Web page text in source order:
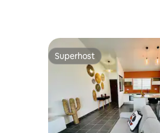
Superhost
Superhost